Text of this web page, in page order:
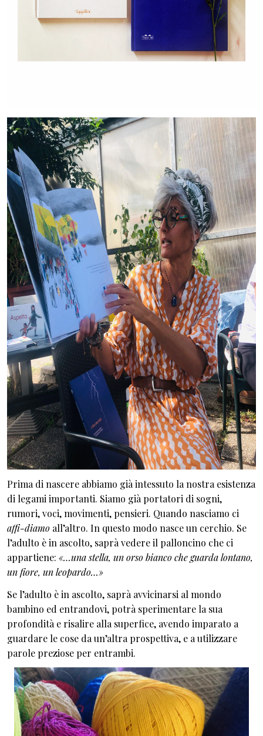
Prima di nascere abbiamo già intessuto la nostra esistenza
di legami importanti. Siamo già portatori di sogni,
rumori, voci, movimenti, pensieri. Quando nasciamo ci
affi-diamo all’altro. In questo modo nasce un cerchio. Se
l’adulto è in ascolto, saprà vedere il palloncino che ci
appartiene: «…una stella, un orso bianco che guarda lontano,
un fiore, un leopardo…»
Se l’adulto è in ascolto, saprà avvicinarsi al mondo
bambino ed entrandovi, potrà sperimentare la sua
profondità e risalire alla superfice, avendo imparato a
guardare le cose da un’altra prospettiva, e a utilizzare
parole preziose per entrambi.